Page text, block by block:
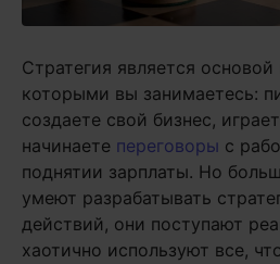
Стратегия является
которыми вы занимаетесь:
создаете свой бизнес,
начинаете переговоры с
поднятии зарплаты. Но
умеют разрабатывать
действий, они поступают
хаотично используют все,